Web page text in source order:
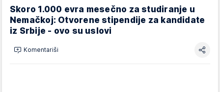
Skoro 1.000 evra mesečno za studiranje u
Nemačkoj: Otvorene stipendije za kandidate
iz Srbije - ovo su uslovi
Komentariši